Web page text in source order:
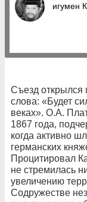
игумен
Съезд открылся
слова: «Будет
веках». О.А.
1867 года,
когда активно
германских
Процитировал
не стремилась
увеличению
Содружестве